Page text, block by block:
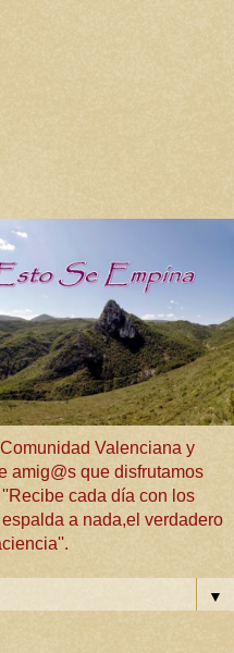
Valenciana y
amig@s que disfrutamos
cada día con los
a nada,el verdadero
▼